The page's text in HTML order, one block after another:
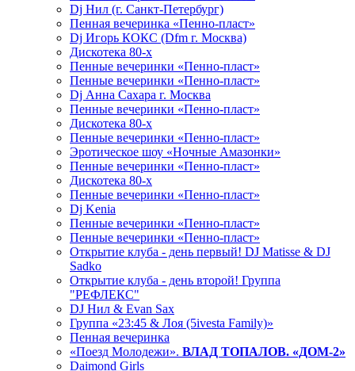
Dj Нил (г. Санкт-Петербург)
Пенная вечеринка «Пенно-пласт»
Dj Игорь КОКС (Dfm г. Москва)
Дискотека 80-х
Пенные вечеринки «Пенно-пласт»
Пенные вечеринки «Пенно-пласт»
Dj Анна Сахара г. Москва
Пенные вечеринки «Пенно-пласт»
Дискотека 80-х
Пенные вечеринки «Пенно-пласт»
Эротическое шоу «Ночные Амазонки»
Пенные вечеринки «Пенно-пласт»
Дискотека 80-х
Пенные вечеринки «Пенно-пласт»
Dj Kenia
Пенные вечеринки «Пенно-пласт»
Пенные вечеринки «Пенно-пласт»
Открытие клуба - день первый! DJ Matisse & DJ
Sadko
Открытие клуба - день второй! Группа
"РЕФЛЕКС"
DJ Нил & Evan Sax
Группа «23:45 & Лоя (5ivesta Family)»
Пенная вечеринка
«Поезд Молодежи». ВЛАД ТОПАЛОВ. «ДОМ-2»
Daimond Girls